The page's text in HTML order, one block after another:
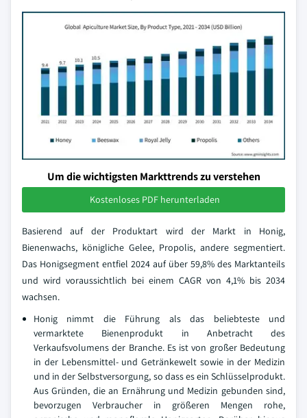
Um die wichtigsten Markttrends zu verstehen
Kostenloses PDF herunterladen
Basierend auf der Produktart wird der Markt in Honig,
Bienenwachs, königliche Gelee, Propolis, andere segmentiert.
Das Honigsegment entfiel 2024 auf über 59,8% des Marktanteils
und wird voraussichtlich bei einem CAGR von 4,1% bis 2034
wachsen.
Honig nimmt die Führung als das beliebteste und
vermarktete Bienenprodukt in Anbetracht des
Verkaufsvolumens der Branche. Es ist von großer Bedeutung
in der Lebensmittel- und Getränkewelt sowie in der Medizin
und in der Selbstversorgung, so dass es ein Schlüsselprodukt.
Aus Gründen, die an Ernährung und Medizin gebunden sind,
bevorzugen Verbraucher in größeren Mengen rohe,